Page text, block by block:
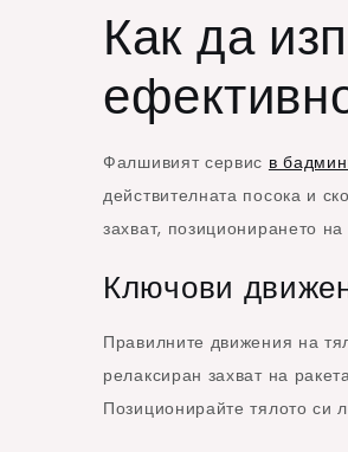
Как да
Фалшивият сервис в
действителната посока и
захват, позиционирането
Ключови
Правилните движения на
релаксиран захват на
Позиционирайте тялото си